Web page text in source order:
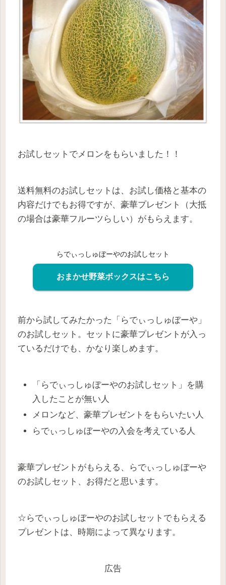
お試しセットでメロンをもらいました！！
送料無料のお試しセットは、お試し価格と基本の
内容だけでもお得ですが、豪華プレゼント（大抵
の場合は豪華フルーツらしい）がもらえます。
らでぃっしゅぼーやのお試しセット
おまかせ野菜ボックスはこちら
前から試してみたかった「らでぃっしゅぼーや」
のお試しセット。セットに豪華プレゼントが入っ
ているだけでも、かなり楽しめます。
「らでぃっしゅぼーやのお試しセット」を購
入したことが無い人
メロンなど、豪華プレゼントをもらいたい人
らでぃっしゅぼーやの入会を考えている人
豪華プレゼントがもらえる、らでぃっしゅぼーや
のお試しセット、お得だと思います。
☆らでぃっしゅぼーやのお試しセットでもらえる
プレゼントは、時期によって異なります。
広告